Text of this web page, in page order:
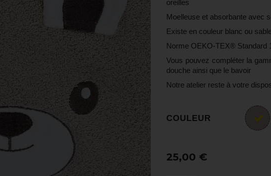
oreilles
Moelleuse et absorbante avec
Existe en couleur blanc ou
Norme OEKO-TEX® Standard
Vous pouvez compléter la
douche ainsi que le bavoir
Notre atelier reste à votre
25,00 €
COULEUR